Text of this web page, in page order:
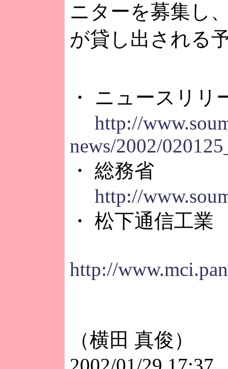
ニターを募集し
が貸し出される
・ ニュースリリ
http://
news/2002/
・ 総務省
http://
・ 松下通信工業
http://
（横田 真俊）